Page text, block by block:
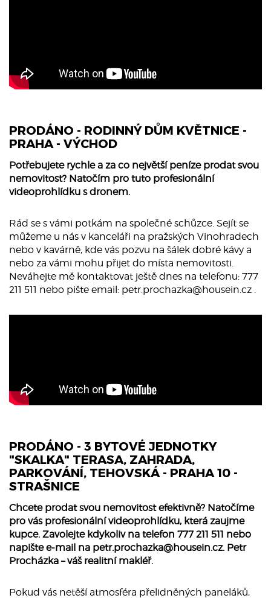
PRODÁNO - RODINNÝ DŮM KVĚTNICE -
PRAHA - VÝCHOD
Potřebujete rychle a za co největší peníze prodat svou
nemovitost? Natočím pro tuto profesionální
videoprohlídku s dronem.
Rád se s vámi potkám na společné schůzce. Sejít se
můžeme u nás v kanceláři na pražských Vinohradech
nebo v kavárně, kde vás pozvu na šálek dobré kávy a
nebo za vámi mohu přijet do místa nemovitosti.
Neváhejte mě kontaktovat ještě dnes na telefonu: 777
211 511 nebo pište email: petr.prochazka@housein.cz .
PRODÁNO - 3 BYTOVÉ JEDNOTKY
"SKALKA" TERASA, ZAHRADA,
PARKOVÁNÍ, TEHOVSKÁ - PRAHA 10 -
STRAŠNICE
Chcete prodat svou nemovitost efektivně? Natočíme
pro vás profesionální videoprohlídku, která zaujme
kupce. Zavolejte kdykoliv na telefon 777 211 511 nebo
napište e-mail na petr.prochazka@housein.cz. Petr
Procházka – váš realitní makléř.
Pokud vás netěší atmosféra přelidněných paneláků,